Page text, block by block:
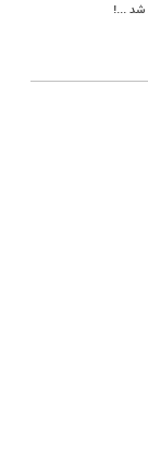
شد ...!